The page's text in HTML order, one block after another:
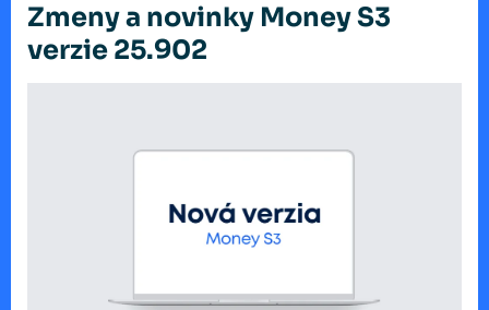
Zmeny a novinky Money S3
verzie 25.902